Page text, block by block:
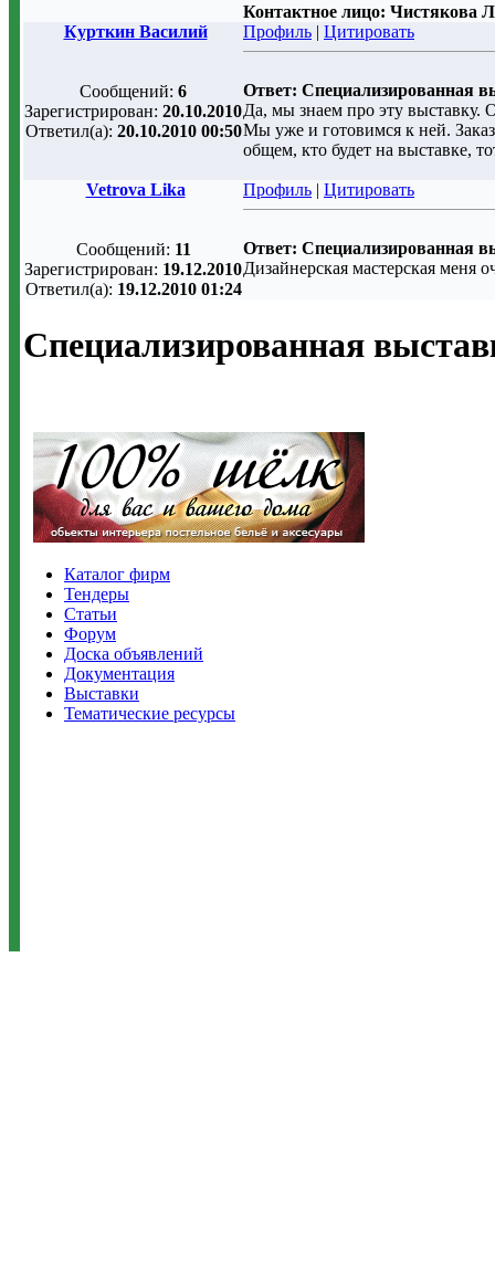
Контактное лицо: Чистякова
Курткин Василий
Сообщений: 6
Зарегистрирован: 20.10.2010
Ответил(а): 20.10.2010 00:50
Профиль | Цитировать
Ответ: Специализированная
Да, мы знаем про эту выставку.
Мы уже и готовимся к ней.
общем, кто будет на выставке,
Vetrova Lika
Сообщений: 11
Зарегистрирован: 19.12.2010
Ответил(а): 19.12.2010 01:24
Профиль | Цитировать
Ответ: Специализированная
Дизайнерская мастерская меня
Специализированная
Каталог фирм
Тендеры
Статьи
Форум
Доска объявлений
Документация
Выставки
Тематические ресурсы